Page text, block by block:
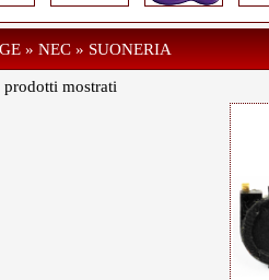
» NEC » SUONERIA
prodotti mostrati